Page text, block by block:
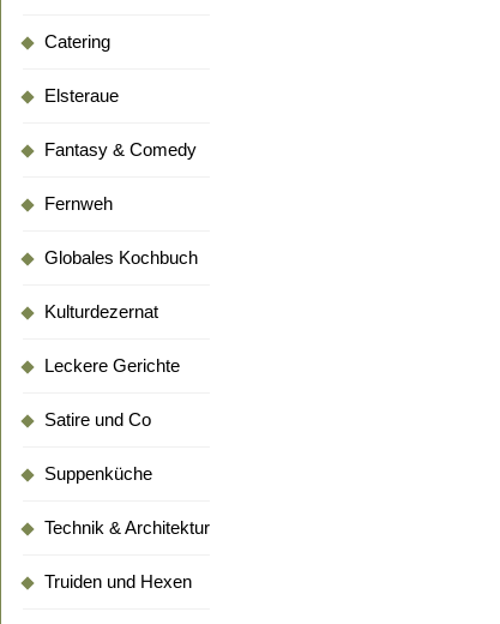
Catering
Elsteraue
Fantasy & Comedy
Fernweh
Globales Kochbuch
Kulturdezernat
Leckere Gerichte
Satire und Co
Suppenküche
Technik & Architektur
Truiden und Hexen